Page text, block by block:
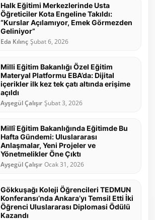
Halk Eğitimi Merkezlerinde Usta
Öğreticiler Kota Engeline Takıldı:
“Kurslar Açılamıyor, Emek Görmezden
Geliniyor”
Eda Kılınç Şubat 6, 2026
Milli Eğitim Bakanlığı Özel Eğitim
Materyal Platformu EBA’da: Dijital
içerikler ilk kez tek çatı altında erişime
açıldı
Ayşegül Çalışır Şubat 3, 2026
Millî Eğitim Bakanlığında Eğitimde Bu
Hafta Gündemi: Uluslararası
Anlaşmalar, Yeni Projeler ve
Yönetmelikler Öne Çıktı
Ayşegül Çalışır Ocak 31, 2026
Gökkuşağı Koleji Öğrencileri TEDMUN
Konferansı’nda Ankara’yı Temsil Etti İki
Öğrenci Uluslararası Diplomasi Ödülü
Kazandı